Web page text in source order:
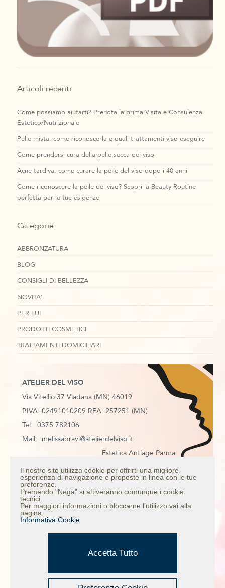
Articoli recenti
Come possiamo aiutarti? Prenota la prima Visita e Consulenza
Estetico/Nutrizionale
Pelle mista: come riconoscerla e quali trattamenti viso eseguire
Come prendersi cura della pelle secca del viso
Acne tardiva: come curare la pelle del viso dopo i 40 anni
Come riconoscere la pelle del viso? Scopri la Beauty Routine
perfetta per le tue esigenze
Categorie
ABBRONZATURA
BLOG
CONSIGLI DI BELLEZZA
NOVITA'
PER LUI
PRODOTTI COSMETICI
TRATTAMENTI DOMICILIARI
ATELIER DEL VISO
Via Vitellio 37 Viadana (MN) 46019
P.IVA: 02491010209 REA: 257251 (MN)
Tel: 0375 782106
Mail: melissabravi@atelierdelviso.it
Estetica Antiage Parma
Estetica Antiage Mantova
Estetica Antiage Colorno
Estetica Antiage Casalmaggiore
Trattamento anti age viso
Credits
Il nostro sito utilizza cookie per offrirti una migliore
esperienza di navigazione e proposte in linea con le tue
preferenze.
Premendo "Nega" si attiveranno comunque i cookie
tecnici.
Per maggiori informazioni o bloccarne l'utilizzo vai alla
pagina.
Informativa Cookie
Accetta Tutto